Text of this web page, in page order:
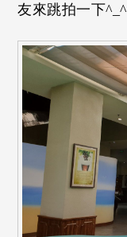
友來跳拍一下^_^